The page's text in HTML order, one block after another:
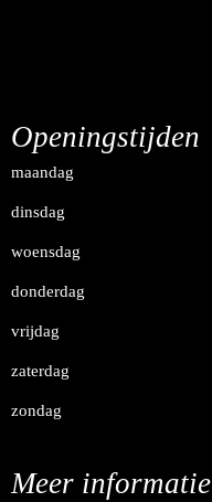
Openingstijden
maandag
dinsdag
woensdag
donderdag
vrijdag
zaterdag
zondag
Meer informatie